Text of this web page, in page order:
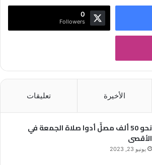
0
Followers
الأخيرة تعليقات
نحو 50 ألف مصلٍّ أدوا صلاة الجمعة في
الأقصى
يونيو 23, 2023